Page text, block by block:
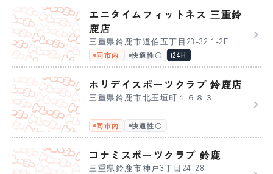
エニタイムフィットネス 三重鈴
鹿店
三重県鈴鹿市道伯五丁目23-32 1-2F
同市内 快適性〇 24H
ホリデイスポーツクラブ 鈴鹿店
三重県鈴鹿市北玉垣町１６８３
同市内 快適性〇
コナミスポーツクラブ 鈴鹿
三重県鈴鹿市神戸3丁目24-28